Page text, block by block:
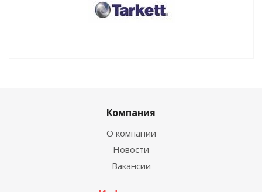
Компания
О компании
Новости
Вакансии